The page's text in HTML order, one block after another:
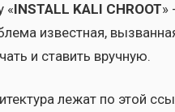
«INSTALL KALI CHROOT»
извест­ная,
и ста­вить вруч­ную.
лежат по этой